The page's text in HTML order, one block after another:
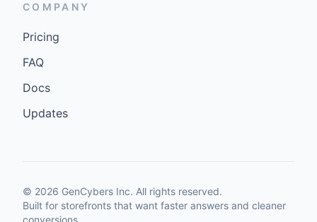
COMPANY
Pricing
FAQ
Docs
Updates
© 2026 GenCybers Inc. All rights reserved.
Built for storefronts that want faster answers and cleaner
conversions.